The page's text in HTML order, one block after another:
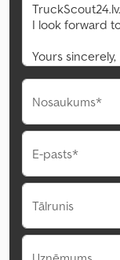
Nosaukums*
E-pasts*
Tālrunis